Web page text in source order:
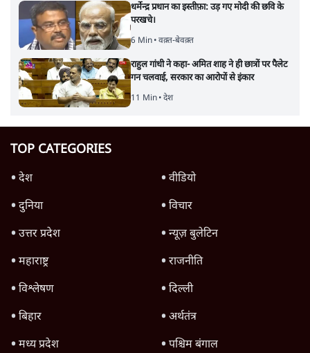
धर्मेन्द्र प्रधान का इस्तीफ़ा: उड़ गए मोदी की छवि के
परखचे।
6 Min• वक़्त-बेवक़्त
राहुल गांधी ने कहा- अमित शाह ने ही छात्रों पर पैलेट
गन चलवाई, सरकार का आरोपों से इंकार
11 Min• देश
TOP CATEGORIES
देश
वीडियो
दुनिया
विचार
उत्तर प्रदेश
न्यूज़ बुलेटिन
महाराष्ट्र
राजनीति
विश्लेषण
दिल्ली
बिहार
अर्थतंत्र
मध्य प्रदेश
पश्चिम बंगाल